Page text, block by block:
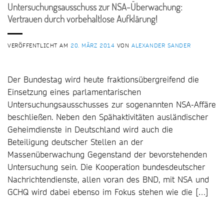
Untersuchungsausschuss zur NSA-Überwachung:
Vertrauen durch vorbehaltlose Aufklärung!
VERÖFFENTLICHT AM 20. MÄRZ 2014 VONALEXANDER SANDER
Der Bundestag wird heute fraktionsübergreifend die
Einsetzung eines parlamentarischen
Untersuchungsausschusses zur sogenannten NSA-Affäre
beschließen. Neben den Spähaktivitäten ausländischer
Geheimdienste in Deutschland wird auch die
Beteiligung deutscher Stellen an der
Massenüberwachung Gegenstand der bevorstehenden
Untersuchung sein. Die Kooperation bundesdeutscher
Nachrichtendienste, allen voran des BND, mit NSA und
GCHQ wird dabei ebenso im Fokus stehen wie die […]